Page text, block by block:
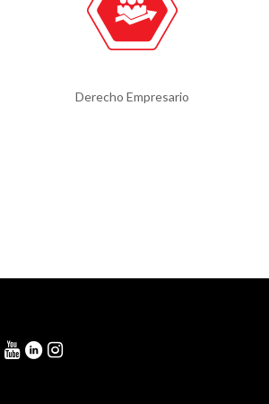
Derecho Empresario